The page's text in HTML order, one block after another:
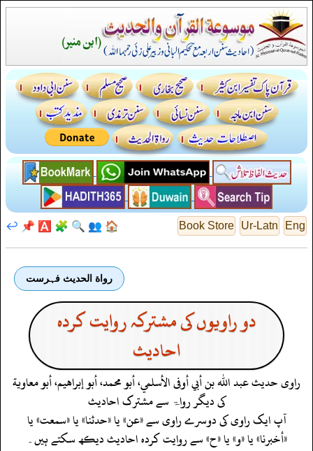
Eng
Ur-Latn
Book Store
🏠
👥
🔍
🧩
🅰️
📌
↩️
رواة الحديث فہرست
دو راویوں کی مشترکہ روایت کردہ
احادیث
راوی حدیثعبد الله بن أبي أوفى الأسلمي، أبو محمد، أبو إبراهيم، أبو معاوية
کی دیگر رواۃ سے مشترک احادیث
آپ ایک راوی کی دوسرے راوی سے «عن» یا «حدثنا» یا «سمعت» یا
«أخبرنا» یا «و» یا «ح» سے روایت کردہ احادیث دیکھ سکتے ہیں۔